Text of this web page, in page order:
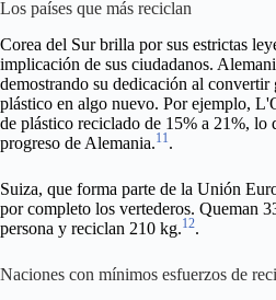
Los países que más reciclan
Corea del Sur brilla por sus estrictas
implicación de sus ciudadanos.
demostrando su dedicación al convertir
plástico en algo nuevo. Por ejemplo,
de plástico reciclado de 15% a 21%, lo
progreso de Alemania.11.
Suiza, que forma parte de la Unión
por completo los vertederos. Queman
persona y reciclan 210 kg.12.
Naciones con mínimos esfuerzos de